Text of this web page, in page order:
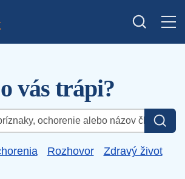
vás trápi?
Rozhovor Zdravý život